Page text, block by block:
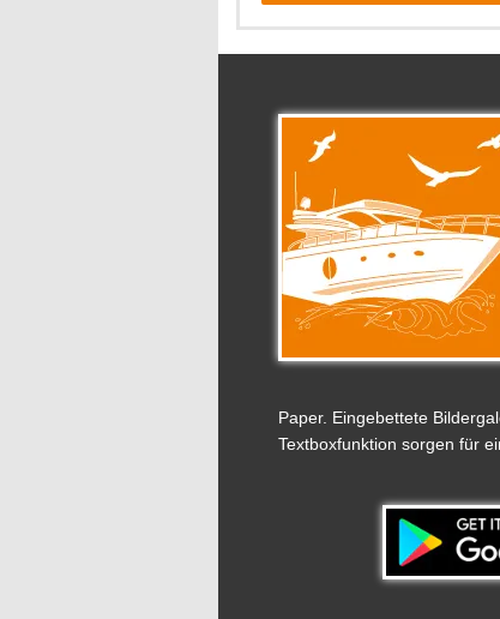
Paper. Eingebettete
Textboxfunktion sorgen für